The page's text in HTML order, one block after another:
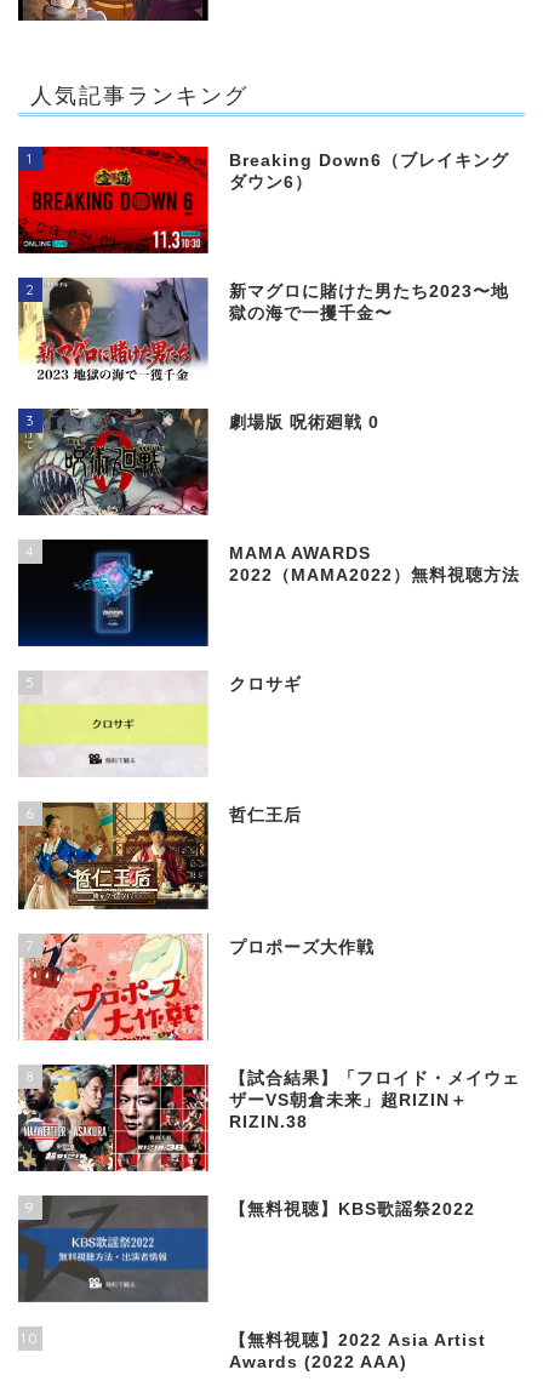
人気記事ランキング
1
Breaking Down6（ブレイキング
ダウン6）
2
新マグロに賭けた男たち2023〜地
獄の海で一攫千金〜
3 劇場版 呪術廻戦 0
4
MAMA AWARDS
2022（MAMA2022）無料視聴方法
5 クロサギ
6 哲仁王后
7 プロポーズ大作戦
8
【試合結果】「フロイド・メイウェ
ザーVS朝倉未来」超RIZIN＋
RIZIN.38
9 【無料視聴】KBS歌謡祭2022
10
【無料視聴】2022 Asia Artist
Awards (2022 AAA)